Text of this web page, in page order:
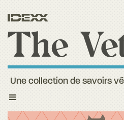
Toggle
Une collection de savoirs